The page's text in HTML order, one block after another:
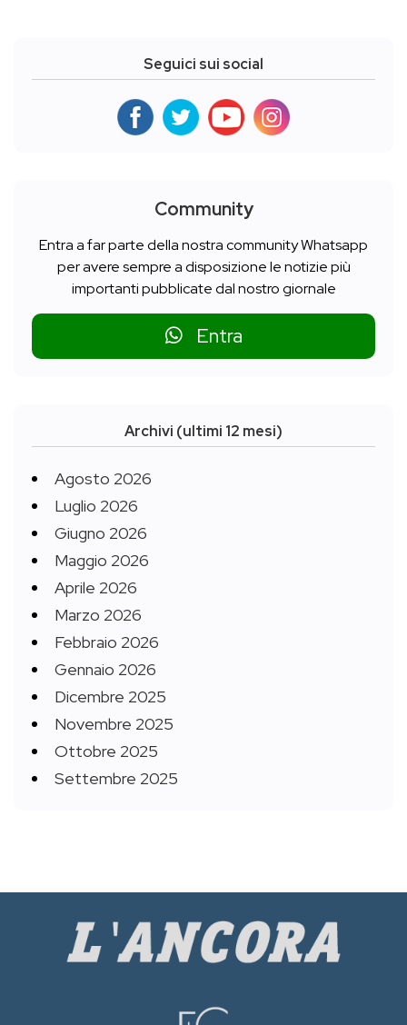
Seguici sui social
Community
Entra a far parte della nostra community Whatsapp
per avere sempre a disposizione le notizie più
importanti pubblicate dal nostro giornale
Entra
Archivi (ultimi 12 mesi)
Agosto 2026
Luglio 2026
Giugno 2026
Maggio 2026
Aprile 2026
Marzo 2026
Febbraio 2026
Gennaio 2026
Dicembre 2025
Novembre 2025
Ottobre 2025
Settembre 2025